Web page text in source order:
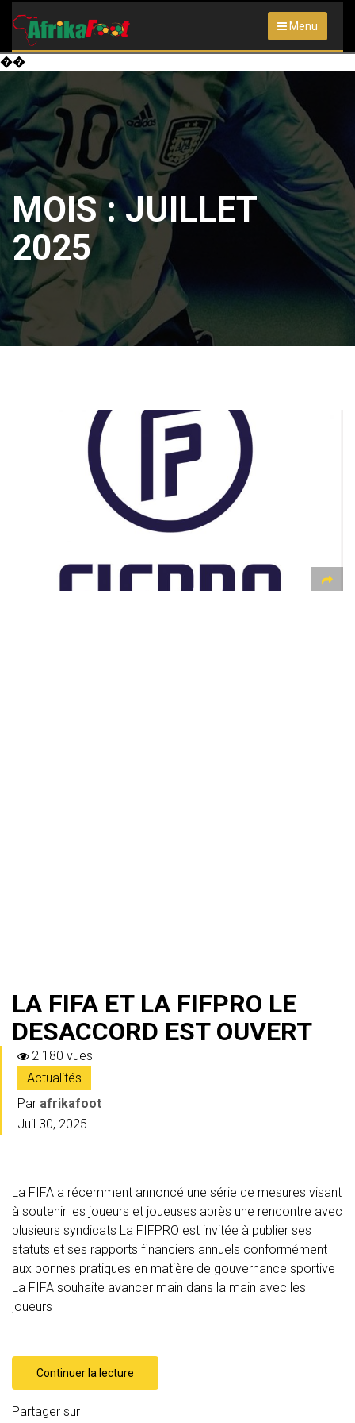
Menu
��
MOIS :JUILLET
2025
LA FIFA ET LA FIFPRO LE
DESACCORD EST OUVERT
2 180 vues
Actualités
Par afrikafoot
Juil 30, 2025
La FIFA a récemment annoncé une série de mesures visant
à soutenir les joueurs et joueuses après une rencontre avec
plusieurs syndicats La FIFPRO est invitée à publier ses
statuts et ses rapports financiers annuels conformément
aux bonnes pratiques en matière de gouvernance sportive
La FIFA souhaite avancer main dans la main avec les
joueurs
Continuer la lecture
Partager sur